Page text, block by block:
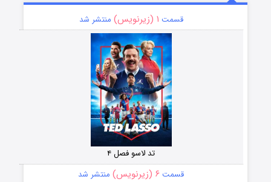
قسمت ۱ (زیرنویس) منتشر شد
تد لاسو فصل ۴
قسمت ۶ (زیرنویس) منتشر شد